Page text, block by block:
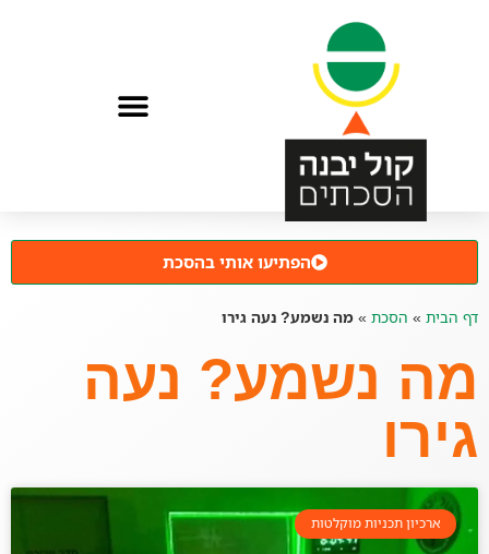
הפתיעו אותי בהסכת
דף הבית » הסכת » מה נשמע? נעה גירו
מה נשמע? נעה
גירו
ארכיון תכניות מוקלטות